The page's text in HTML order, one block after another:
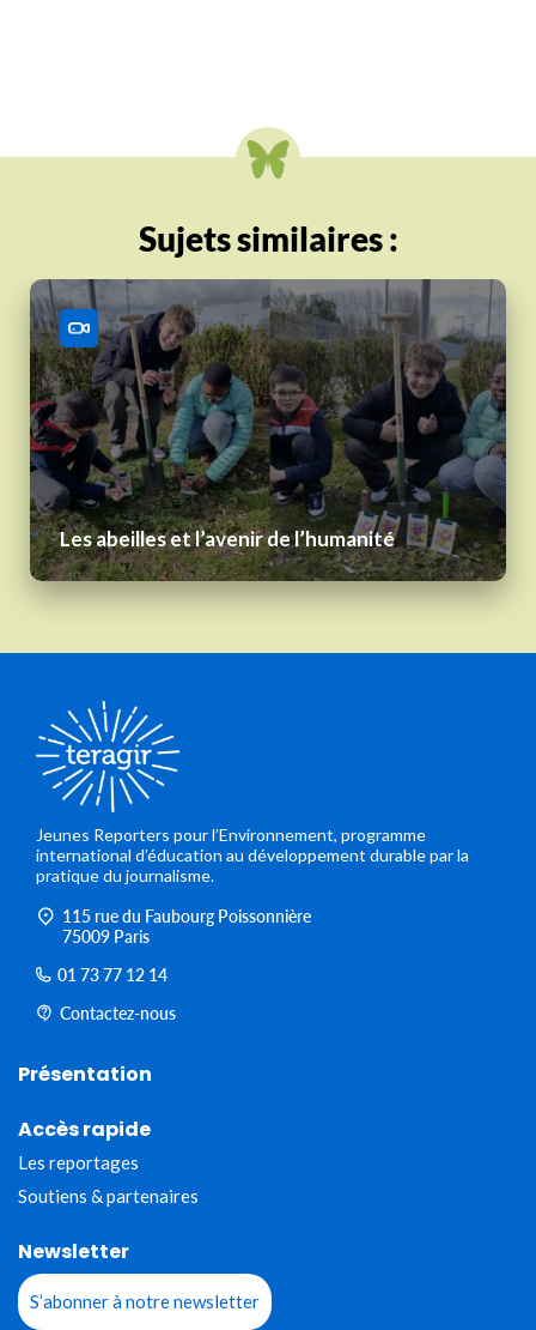
Sujets similaires :
Les abeilles et l’avenir de l’humanité
Jeunes Reporters pour l’Environnement, programme
international d’éducation au développement durable par la
pratique du journalisme.
115 rue du Faubourg Poissonnière
75009 Paris
01 73 77 12 14
Contactez-nous
Présentation
Accès rapide
Les reportages
Soutiens & partenaires
Newsletter
S’abonner à notre newsletter